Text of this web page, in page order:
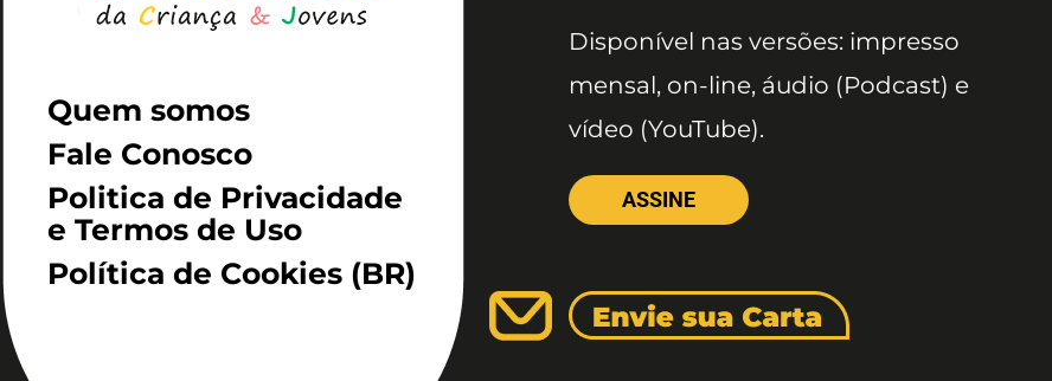
Quem somos
Fale Conosco
Politica de Privacidade
e Termos de Uso
Política de Cookies (BR)
Disponível nas versões: impresso
mensal, on-line, áudio (Podcast) e
vídeo (YouTube).
ASSINE